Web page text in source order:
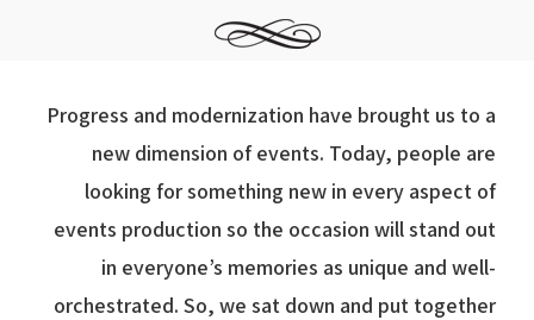
Progress and modernization have brought us to a
new dimension of events. Today, people are
looking for something new in every aspect of
events production so the occasion will stand out
in everyone’s memories as unique and well-
orchestrated. So, we sat down and put together